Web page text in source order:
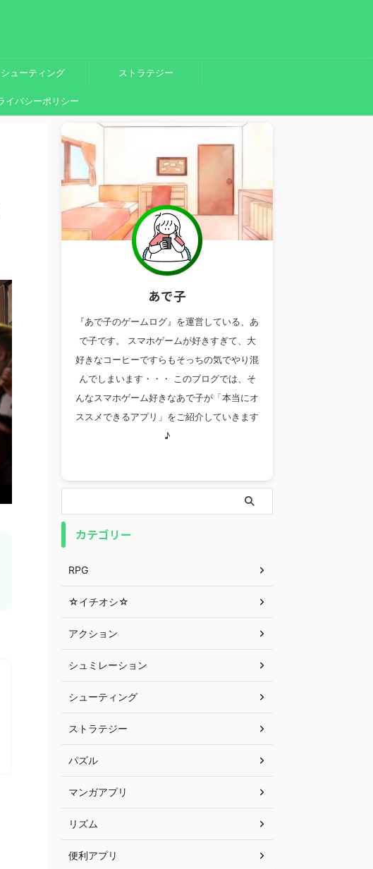
シューティング ストラテジー
イバシーポリシー
あで子
『あで子のゲームログ』を運営している、あ
で子です。 スマホゲームが好きすぎて、大
好きなコーヒーですらもそっちの気でやり混
んでしまいます・・・ このブログでは、そ
んなスマホゲーム好きなあで子が「本当にオ
ススメできるアプリ」をご紹介していきます
♪
カテゴリー
RPG
☆イチオシ☆
アクション
シュミレーション
シューティング
ストラテジー
パズル
マンガアプリ
リズム
便利アプリ